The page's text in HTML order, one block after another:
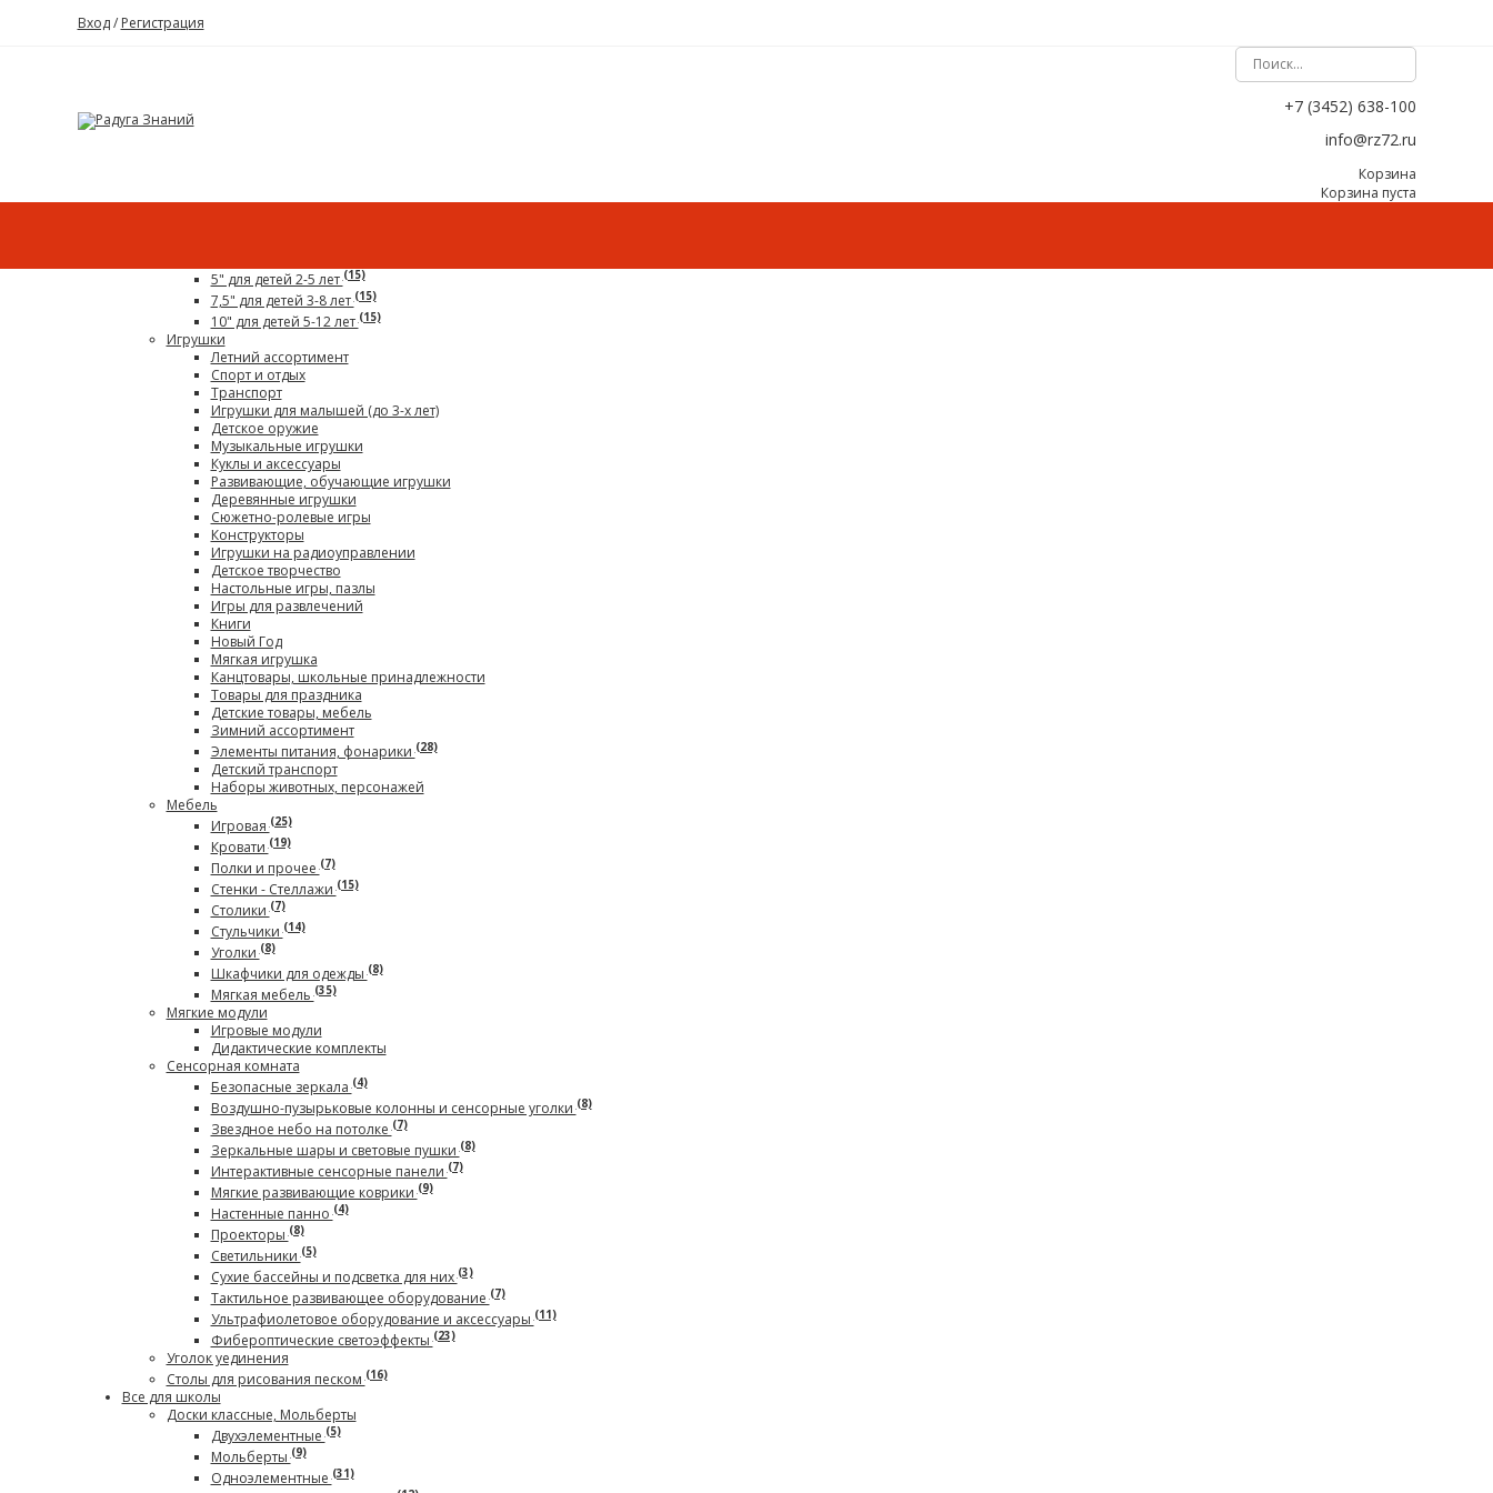
Вход/ Регистрация
+7 (3452) 638-100
info@rz72.ru
Корзина
Корзина пуста
5" для детей 2-5 лет(15)
7,5" для детей 3-8 лет(15)
10" для детей 5-12 лет(15)
Игрушки
Летний ассортимент
Спорт и отдых
Транспорт
Игрушки для малышей (до 3-х лет)
Детское оружие
Музыкальные игрушки
Куклы и аксессуары
Развивающие, обучающие игрушки
Деревянные игрушки
Сюжетно-ролевые игры
Конструкторы
Игрушки на радиоуправлении
Детское творчество
Настольные игры, пазлы
Игры для развлечений
Книги
Новый Год
Мягкая игрушка
Канцтовары, школьные принадлежности
Товары для праздника
Детские товары, мебель
Зимний ассортимент
Элементы питания, фонарики(28)
Детский транспорт
Наборы животных, персонажей
Мебель
Игровая(25)
Кровати(19)
Полки и прочее(7)
Стенки - Стеллажи(15)
Столики(7)
Стульчики(14)
Уголки(8)
Шкафчики для одежды(8)
Мягкая мебель(35)
Мягкие модули
Игровые модули
Дидактические комплекты
Сенсорная комната
Безопасные зеркала(4)
Воздушно-пузырьковые колонны и сенсорные уголки(8)
Звездное небо на потолке(7)
Зеркальные шары и световые пушки(8)
Интерактивные сенсорные панели(7)
Мягкие развивающие коврики(9)
Настенные панно(4)
Проекторы(8)
Светильники(5)
Сухие бассейны и подсветка для них(3)
Тактильное развивающее оборудование(7)
Ультрафиолетовое оборудование и аксессуары(11)
Фибероптические светоэффекты(23)
Уголок уединения
Столы для рисования песком(16)
Все для школы
Доски классные, Мольберты
Двухэлементные(5)
Мольберты(9)
Одноэлементные(31)